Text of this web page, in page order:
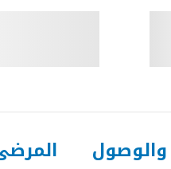
والوصول